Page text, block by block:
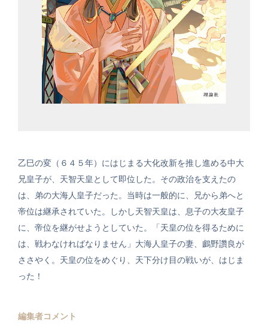
乙巳の変（６４５年）にはじまる大化改新を推し進める中大
兄皇子が、天智天皇として即位した。その政治を支えたの
は、弟の大海人皇子だった。当時は一般的に、兄から弟へと
帝位は継承されていた。しかし天智天皇は、息子の大友皇子
に、帝位を継がせようとしていた。「天皇の位を得るために
は、戦わなければなりません」大海人皇子の妻、鸕野讚良が
ささやく。天皇の位をめぐり、天下分け目の戦いが、はじま
った！
編集者コメント